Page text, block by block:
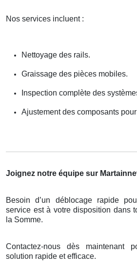
Nos services incluent :
Nettoyage des rails.
Graissage des pièces mobiles.
Inspection complète des
Ajustement des composants
Joignez notre équipe sur
Besoin d’un déblocage rapide
service està votre disposition dans
la Somme.
Contactez-nous dès maintenant
solution rapide et efficace.